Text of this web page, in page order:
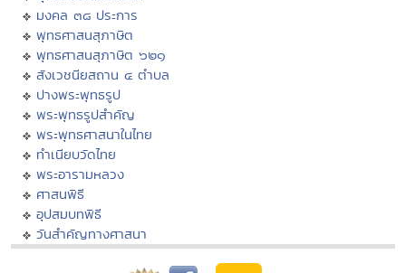
มงคล ๓๘ ประการ
พุทธศาสนสุภาษิต
พุทธศาสนสุภาษิต ๖๒๑
สังเวชนียสถาน ๔ ตำบล
ปางพระพุทธรูป
พระพุทธรูปสำคัญ
พระพุทธศาสนาในไทย
ทำเนียบวัดไทย
พระอารามหลวง
ศาสนพิธี
อุปสมบทพิธี
วันสำคัญทางศาสนา